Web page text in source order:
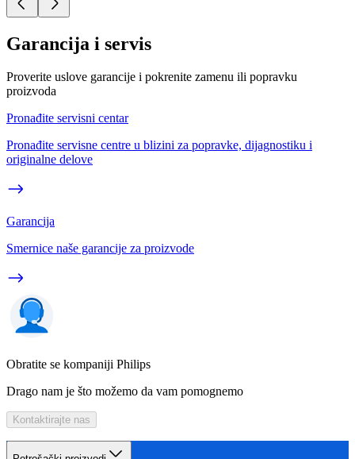
Garancija i servis
Proverite uslove garancije i pokrenite zamenu ili popravku
proizvoda
Pronađite servisni centar
Pronađite servisne centre u blizini za popravke, dijagnostiku i
originalne delove
Garancija
Smernice naše garancije za proizvode
Obratite se kompaniji Philips
Drago nam je što možemo da vam pomognemo
Kontaktirajte nas